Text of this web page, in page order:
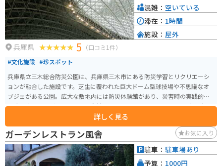
兵庫県 5 （口コミ1件）
#文化施設 #珍スポット
兵庫県立三木総合防災公園は、兵庫県三木市にある防災学習とリクリエーシ
ョンが融合した施設です。芝生に覆われた巨大ドーム型球技場や不思議なオ
ブジェがある公園。広大な敷地内には防災体験館があり、災害時の実践的な
知識を楽しみながら学べます。自然豊かな環境でピクニックやジョギングも
楽しめ、ファミリーやカップルに人気です。 バイクで訪れる際は、駐車場が
整備されておりアクセス良好。周辺の山間部はツーリングにも適しており、
自然の中を走る爽快感が味わえます。季節ごとのイベントも充実しているた
め、事前に公式サイトで確認するとより楽しめます。防災意識を高めつつ、
自然と触れ合うための観光スポットとしておすすめです。
詳しく見る
混雑： 空いている
滞在： 1時間
施設： 屋外
ガーデンレストラン風舎 お気に入り
駐車： 駐車場あり
予算： 1000円